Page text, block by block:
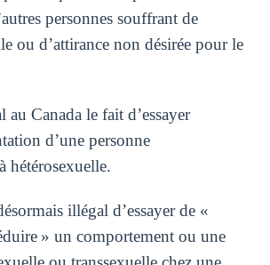
personnes souffrant de
ou d’attirance non désirée pour le
Canada le fait d’essayer
d’une personne
hétérosexuelle.
illégal d’essayer de «
» un comportement ou une